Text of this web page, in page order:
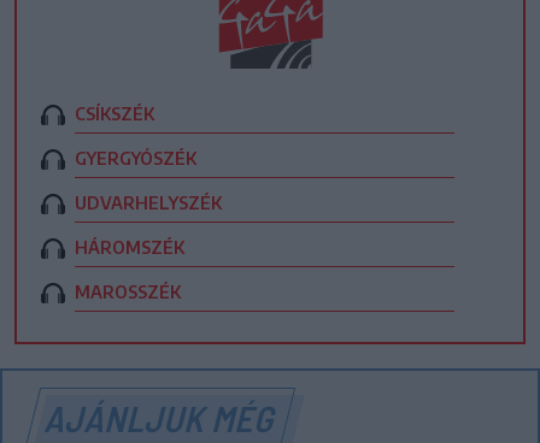
CSÍKSZÉK
GYERGYÓSZÉK
UDVARHELYSZÉK
HÁROMSZÉK
MAROSSZÉK
AJÁNLJUK MÉG